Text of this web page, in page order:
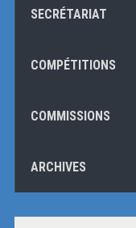
SECRÉTARIAT
COMPÉTITIONS
COMMISSIONS
ARCHIVES